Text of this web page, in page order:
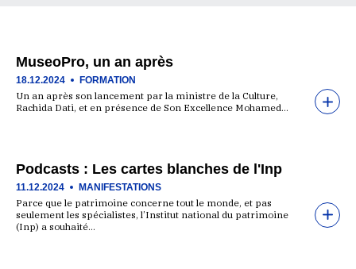
MuseoPro, un an après
18.12.2024 FORMATION
Un an après son lancement par la ministre de la Culture,
Rachida Dati, et en présence de Son Excellence Mohamed…
Podcasts : Les cartes blanches de l'Inp
11.12.2024 MANIFESTATIONS
Parce que le patrimoine concerne tout le monde, et pas
seulement les spécialistes, l’Institut national du patrimoine
(Inp) a souhaité…